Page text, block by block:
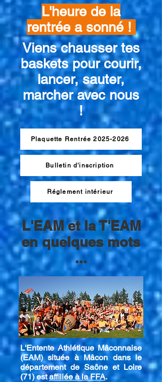
L'heure de la
rentrée a sonné !
Viens chausser tes
baskets pour courir,
lancer, sauter,
marcher avec nous
!
Plaquette Rentrée 2025-2026
Bulletin d'inscription
Réglement intérieur
L'EAM et la T'EAM
en quelques mots
...
L'Entente Athlétique Mâconnaise
(EAM) située à Mâcon dans le
département de Saône et Loire
(71) estaffiliée à la FFA.